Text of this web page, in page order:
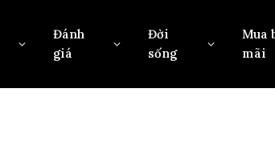
Đánh
giá
Đời
sống
Mua
mãi